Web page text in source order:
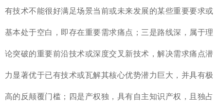
有技术不能很好满足场景当前或未来发展的某些重要要求或
基本处于空白，即存在重要需求痛点；三是路线深，属于理
论突破的重要前沿技术或深度交叉新技术，解决需求痛点潜
力显著优于已有技术或瓦解其核心优势潜力巨大，并具有极
高的反颠覆门槛；四是产权独，具有自主知识产权，且独占